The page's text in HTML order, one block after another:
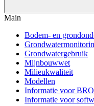
Main
Bodem- en
Grondwatergebruik
Mijnbouwwet
Milieukwaliteit
Modellen
Informatie voor
Informatie voor